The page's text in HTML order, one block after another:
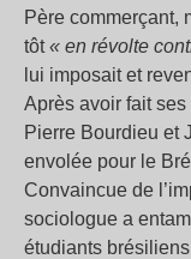
Père commerçant,
tôt« en révolte
lui imposait et
Après avoir fait
Pierre Bourdieu et
envolée pour le
Convaincue de
sociologue a
étudiants